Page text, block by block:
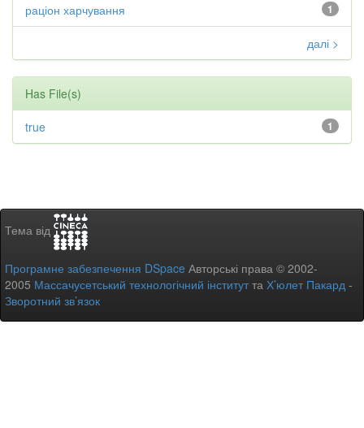
1
раціон харчування
далі >
Has File(s)
1
true
Тема від
Програмне забезпечення DSpace Авторські права © 2002-
2005 Массачусетський технологічний інститутта Х’юлет Пакард -
Зворотний зв’язок